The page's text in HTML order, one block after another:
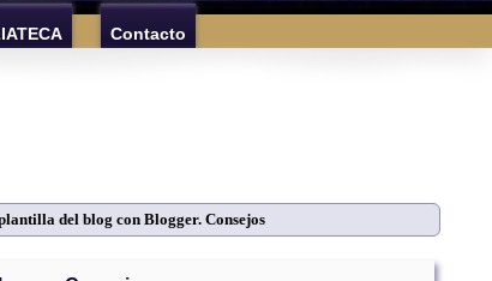
Contacto
del blog con Blogger. Consejos